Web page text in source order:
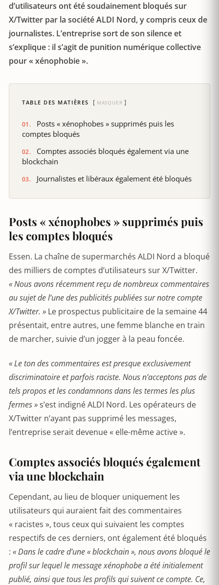
d’utilisateurs ont été soudainement bloqués sur
X/Twitter par la société ALDI Nord, y compris ceux de
journalistes. L’entreprise sort de son silence et
s’explique : il s’agit de punition numérique collective
pour « xénophobie ».
TABLE DES MATIÈRES MASQUER
Posts « xénophobes » supprimés puis les
comptes bloqués
Comptes associés bloqués également via une
blockchain
Journalistes et libéraux également été bloqués
Posts « xénophobes » supprimés puis
les comptes bloqués
Essen. La chaîne de supermarchés ALDI Nord a bloqué
des milliers de comptes d’utilisateurs sur X/Twitter.
« Nous avons récemment reçu de nombreux commentaires
au sujet de l’une des publicités publiées sur notre compte
X/Twitter. » Le prospectus publicitaire de la semaine 44
présentait, entre autres, une femme blanche en train
de marcher, suivie d’un jogger à la peau foncée.
« Le ton des commentaires est presque exclusivement
discriminatoire et parfois raciste. Nous n’acceptons pas de
tels propos et les condamnons dans les termes les plus
fermes »s’est indigné ALDI Nord. Les opérateurs de
X/Twitter n’ayant pas supprimé les messages,
l’entreprise serait devenue « elle-même active ».
Comptes associés bloqués également
via une blockchain
Cependant, au lieu de bloquer uniquement les
utilisateurs qui auraient fait des commentaires
« racistes », tous ceux qui suivaient les comptes
respectifs de ces derniers, ont également été bloqués
: « Dans le cadre d’une « blockchain », nous avons bloqué le
profil sur lequel le message xénophobe a été initialement
publié, ainsi que tous les profils qui suivent ce compte. Ce,